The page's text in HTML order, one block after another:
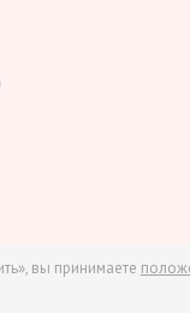
вы принимаете